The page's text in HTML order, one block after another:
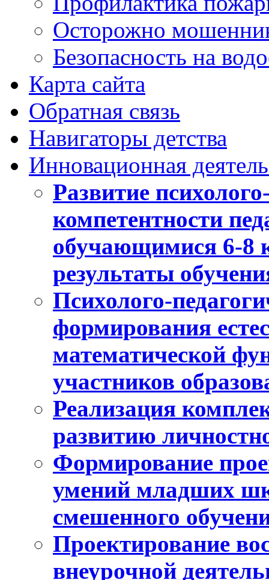
Осторожно
Безопасность на
Карта сайта
Обратная связь
Навигаторы детства
Инновационная
Развитие
компетентности
обучающимися 6-8
результаты
Психолого-
формирования
математической
участников
Реализация
развитию
Формирование
умений младших
смешенного
Проектирование
внеурочной